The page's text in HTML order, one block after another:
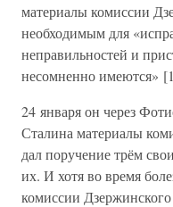
материалы комиссии
необходимым для
неправильностей и
несомненно имеются»
24 января он через
Сталина материалы
дал поручение трём
их. И хотя во время
комиссии